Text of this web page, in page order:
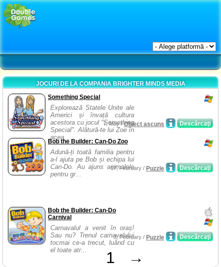
JOCURI DE LA COMPANIA BRIGHTER MINDS MEDIA
Something Special
Explorează Statele Unite ale
Americi și învață cultura
acestora cu jocul "Something
Special". Alătură-te lui Zoe în
acea...
Descărcaţi
7, May /Obiect ascuns
Bob the Builder: Can-Do Zoo
Adună-ți toată familia pentru
a-l ajuta pe Bob și echipa lui
Can-Do. Au ajuns animalele
pentru gr...
Descărcaţi
17, February / Puzzle
Bob the Builder: Can-Do
Carnival
Carnavalul a venit în oraș!
Sau nu? Trenul carnavalului
tocmai ce-a trecut, luând cu
el toate atr...
Descărcaţi
3, February / Puzzle
1 →